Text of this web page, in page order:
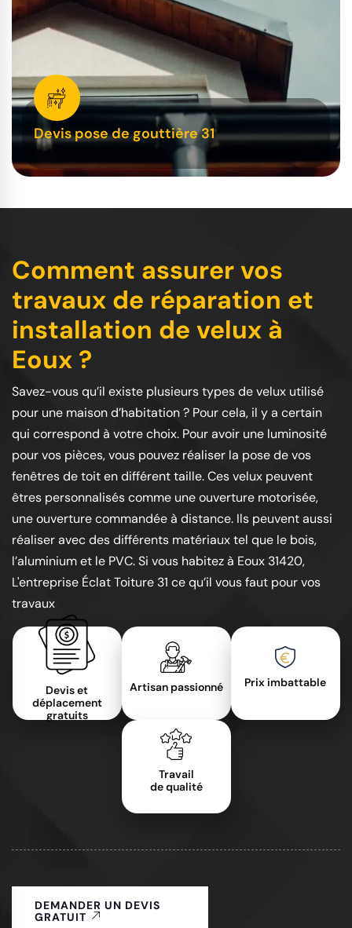
Devis pose de gouttière 31
Comment assurer vos
travaux de réparation et
installation de velux à
Eoux ?
Savez-vous qu’il existe plusieurs types de velux utilisé
pour une maison d’habitation ? Pour cela, il y a certain
qui correspond à votre choix. Pour avoir une luminosité
pour vos pièces, vous pouvez réaliser la pose de vos
fenêtres de toit en différent taille. Ces velux peuvent
êtres personnalisés comme une ouverture motorisée,
une ouverture commandée à distance. Ils peuvent aussi
réaliser avec des différents matériaux tel que le bois,
l’aluminium et le PVC. Si vous habitez à Eoux 31420,
L'entreprise Éclat Toiture 31 ce qu’il vous faut pour vos
travaux
Devis et
déplacement
gratuits
Artisan passionné Prix imbattable
Travail
de qualité
DEMANDER UN DEVIS
GRATUIT